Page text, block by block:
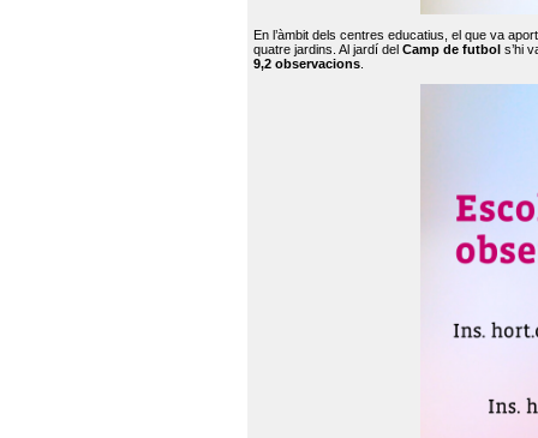
En l’àmbit dels centres educatius, el que va
quatre jardins. Al jardí del Camp de futbol s’hi
9,2 observacions